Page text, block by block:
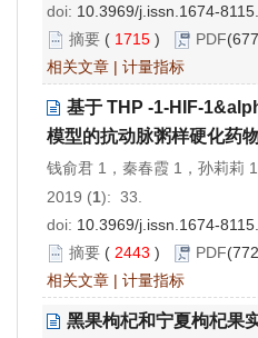
doi: 10.3969/j.issn.1674-
摘要 ( 1715 ) PDF
相关文章 | 计量指标
基于 THP -1-HIF-
模型的抗动脉粥样硬化药
钱俞君 1，秦春霞 1，孙莉莉
2019 (1): 33.
doi: 10.3969/j.issn.1674-
摘要 ( 2443 ) PDF
相关文章 | 计量指标
黑果枸杞和宁夏枸杞果